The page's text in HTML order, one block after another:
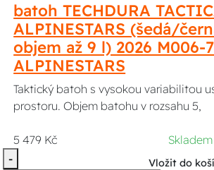
batoh TECHDURA
ALPINESTARS (šedá/
objem až 9 l) 2026 M006-
ALPINESTARS
Taktický batoh s vysokou variabilitou
prostoru. Objem batohu v rozsahu 5,
5 479 Kč
Skladem
-
Vložit do